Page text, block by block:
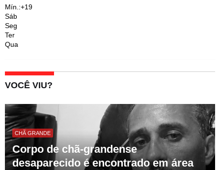
Mín.:+19
Sáb
Seg
Ter
Qua
VOCÊ VIU?
CHÃ GRANDE
Corpo de chã-grandense
desaparecido é encontrado em área